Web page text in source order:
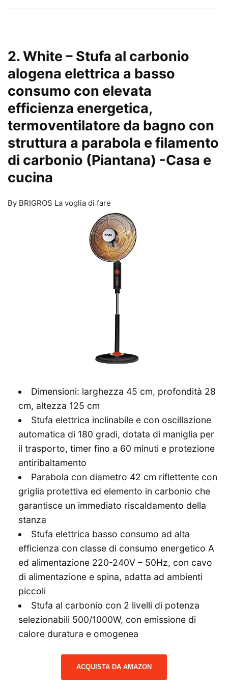
2. White – Stufa al carbonio
alogena elettrica a basso
consumo con elevata
efficienza energetica,
termoventilatore da bagno con
struttura a parabola e filamento
di carbonio (Piantana) -Casa e
cucina
By BRIGROS La voglia di fare
Dimensioni: larghezza 45 cm, profondità 28
cm, altezza 125 cm
Stufa elettrica inclinabile e con oscillazione
automatica di 180 gradi, dotata di maniglia per
il trasporto, timer fino a 60 minuti e protezione
antiribaltamento
Parabola con diametro 42 cm riflettente con
griglia protettiva ed elemento in carbonio che
garantisce un immediato riscaldamento della
stanza
Stufa elettrica basso consumo ad alta
efficienza con classe di consumo energetico A
ed alimentazione 220-240V – 50Hz, con cavo
di alimentazione e spina, adatta ad ambienti
piccoli
Stufa al carbonio con 2 livelli di potenza
selezionabili 500/1000W, con emissione di
calore duratura e omogenea
ACQUISTA DA AMAZON